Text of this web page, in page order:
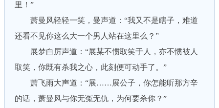
里！”
萧曼风轻轻一笑，曼声道：“我又不是瞎子，难道
还看不见你这么大一个男人站在这里么？”
展梦白厉声道：“展某不惯取笑于人，亦不惯被人
取笑，你既有杀我之心，此刻便可动手了。”
萧飞雨大声道：“展……展公子，你怎能听那方辛
的话，萧曼风与你无冤无仇，为何要杀你？”